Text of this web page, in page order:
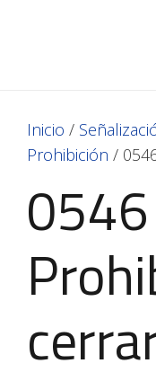
Inicio /
Prohibición /